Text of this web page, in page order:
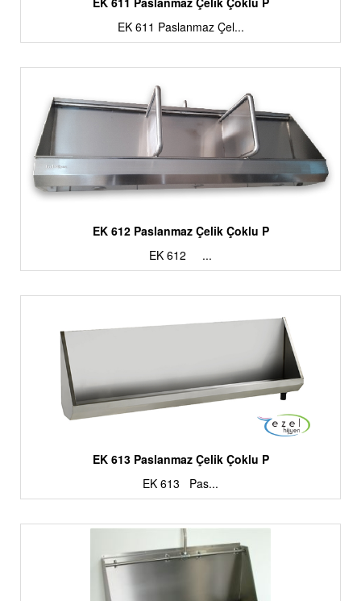
EK 611 Paslanmaz Çel...
EK 612 Paslanmaz Çelik Çoklu P
EK 612 ...
EK 613 Paslanmaz Çelik Çoklu P
EK 613 Pas...